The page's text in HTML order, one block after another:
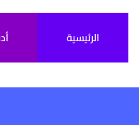
الرئيسية